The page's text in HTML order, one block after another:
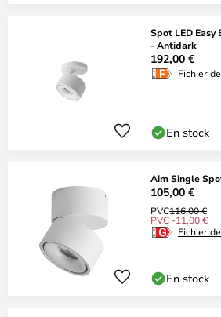
Spot LED Easy
- Antidark
192,00 €
Fichier
En stock
Aim Single
105,00 €
PVC116,00 €
PVC -11,00 €
Fichier
En stock